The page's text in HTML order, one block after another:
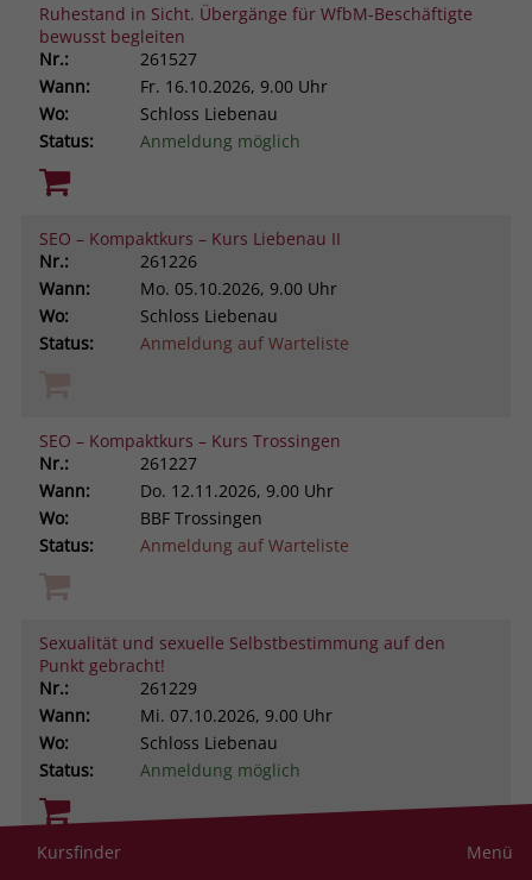
Ruhestand in Sicht. Übergänge für WfbM-Beschäftigte
bewusst begleiten
Nr.:
261527
Wann:
Fr. 16.10.2026, 9.00 Uhr
Wo:
Schloss Liebenau
Status:
Anmeldung möglich
SEO – Kompaktkurs – Kurs Liebenau II
Nr.:
261226
Wann:
Mo. 05.10.2026, 9.00 Uhr
Wo:
Schloss Liebenau
Status:
Anmeldung auf Warteliste
SEO – Kompaktkurs – Kurs Trossingen
Nr.:
261227
Wann:
Do. 12.11.2026, 9.00 Uhr
Wo:
BBF Trossingen
Status:
Anmeldung auf Warteliste
Sexualität und sexuelle Selbstbestimmung auf den
Punkt gebracht!
Nr.:
261229
Wann:
Mi. 07.10.2026, 9.00 Uhr
Wo:
Schloss Liebenau
Status:
Anmeldung möglich
Kursfinder Menü